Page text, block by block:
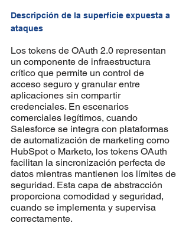
Descripción de la superficie expuesta a
ataques
Los tokens de OAuth 2.0 representan
un componente de infraestructura
crítico que permite un control de
acceso seguro y granular entre
aplicaciones sin compartir
credenciales. En escenarios
comerciales legítimos, cuando
Salesforce se integra con plataformas
de automatización de marketing como
HubSpot o Marketo, los tokens OAuth
facilitan la sincronización perfecta de
datos mientras mantienen los límites de
seguridad. Esta capa de abstracción
proporciona comodidad y seguridad,
cuando se implementa y supervisa
correctamente.